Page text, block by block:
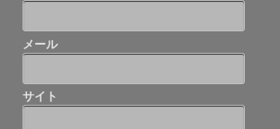
メール
サイト